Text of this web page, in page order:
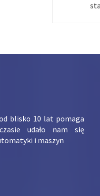
blisko 10 lat pomaga
udało nam się
i maszyn